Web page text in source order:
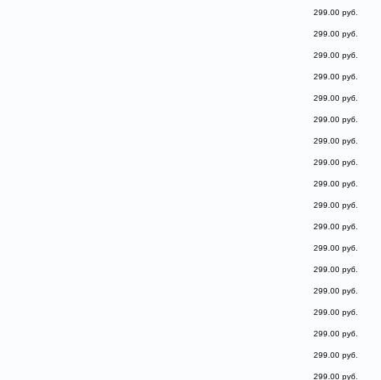
299.00 руб.
299.00 руб.
299.00 руб.
299.00 руб.
299.00 руб.
299.00 руб.
299.00 руб.
299.00 руб.
299.00 руб.
299.00 руб.
299.00 руб.
299.00 руб.
299.00 руб.
299.00 руб.
299.00 руб.
299.00 руб.
299.00 руб.
299.00 руб.